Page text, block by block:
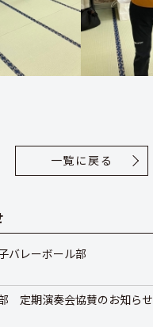
一覧に戻る
バレーボール部
定期演奏会協賛のお知らせ